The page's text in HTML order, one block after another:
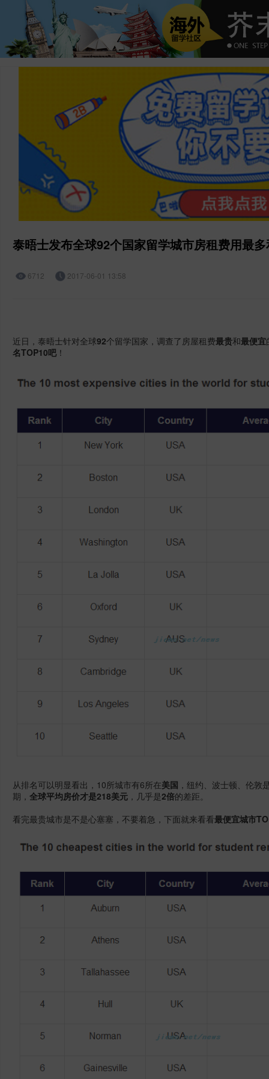
泰晤士发布全球92个国家留学城市房租费用最
6712 2017-06-01 13:58
近日，泰晤士针对全球92个留学国家，调查了房屋租费最贵和最便宜
名TOP10吧 ！
从排名可以明显看出，10所城市有6所在美国 ，纽约、波士顿、伦敦
期， 全球平均房价才是218美元 ，几乎是2倍的差距。
看完最贵城市是不是心塞塞，不要着急，下面就来看看最便宜城市